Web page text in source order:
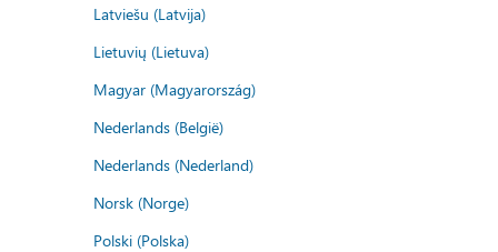
Latviešu (Latvija)
Lietuvių (Lietuva)
Magyar (Magyarország)
Nederlands (België)
Nederlands (Nederland)
Norsk (Norge)
Polski (Polska)